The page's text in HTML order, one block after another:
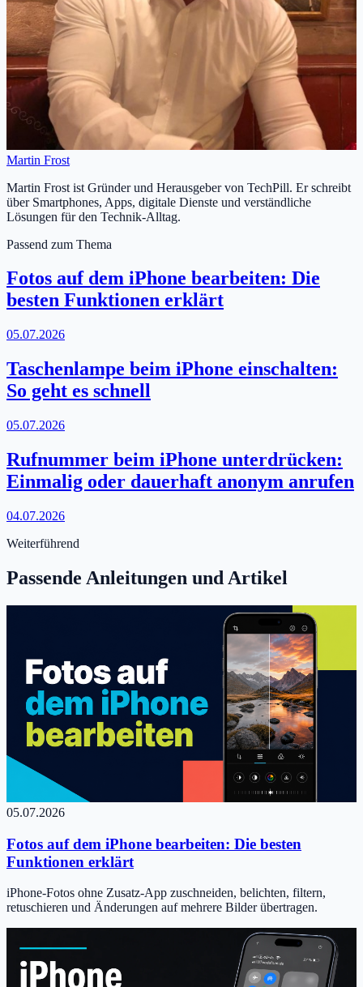
Martin Frost
Martin Frost ist Gründer und Herausgeber von TechPill. Er schreibt
über Smartphones, Apps, digitale Dienste und verständliche
Lösungen für den Technik-Alltag.
Passend zum Thema
Fotos auf dem iPhone bearbeiten: Die
besten Funktionen erklärt
05.07.2026
Taschenlampe beim iPhone einschalten:
So geht es schnell
05.07.2026
Rufnummer beim iPhone unterdrücken:
Einmalig oder dauerhaft anonym anrufen
04.07.2026
Weiterführend
Passende Anleitungen und Artikel
05.07.2026
Fotos auf dem iPhone bearbeiten: Die besten
Funktionen erklärt
iPhone-Fotos ohne Zusatz-App zuschneiden, belichten, filtern,
retuschieren und Änderungen auf mehrere Bilder übertragen.